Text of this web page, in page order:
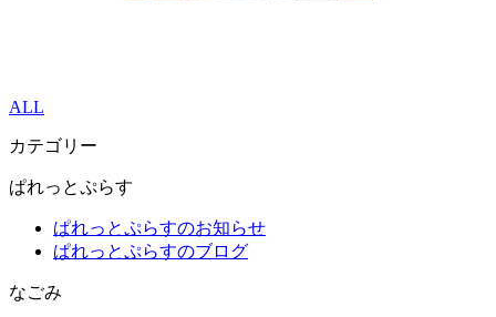
ALL
カテゴリー
ぱれっとぷらす
ぱれっとぷらすのお知らせ
ぱれっとぷらすのブログ
なごみ